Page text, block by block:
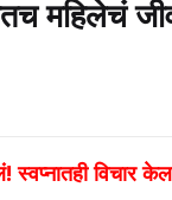
महिलेचं
स्वप्नातही